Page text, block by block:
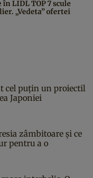
în LIDL TOP 7 scule
„Vedeta” ofertei
cel puțin un proiectil
Japoniei
zâmbitoare și ce
pentru a o